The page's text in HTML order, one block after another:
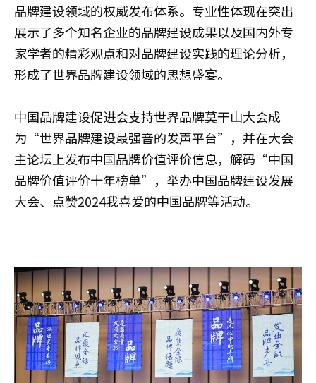
品牌建设领域的权威发布体系。专业性体现在突出
展示了多个知名企业的品牌建设成果以及国内外专
家学者的精彩观点和对品牌建设实践的理论分析，
形成了世界品牌建设领域的思想盛宴。
中国品牌建设促进会支持世界品牌莫干山大会成
为“世界品牌建设最强音的发声平台”，并在大会
主论坛上发布中国品牌价值评价信息，解码“中国
品牌价值评价十年榜单”，举办中国品牌建设发展
大会、点赞2024我喜爱的中国品牌等活动。